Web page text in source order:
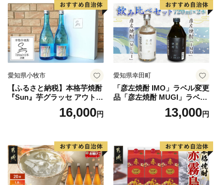
愛知県小牧市
【ふるさと納税】本格芋焼酎
『Sun』芋グラッセ アウトド
ア ソロキャンプ ベランピン
グ 巣ごもり 就労支援16,000円
愛知県幸田町
「彦左焼酎 IMO」ラベル変更
品「彦左焼酎 MUGI」ラベル
変更品 飲み比べ セット 合計
2本 720ml×各1本 25度 焼酎
13,000円